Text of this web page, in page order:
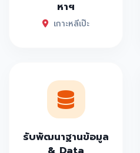
หาฯ
เกาะหลีเป๊ะ
รับพัฒนาฐานข้อมูล